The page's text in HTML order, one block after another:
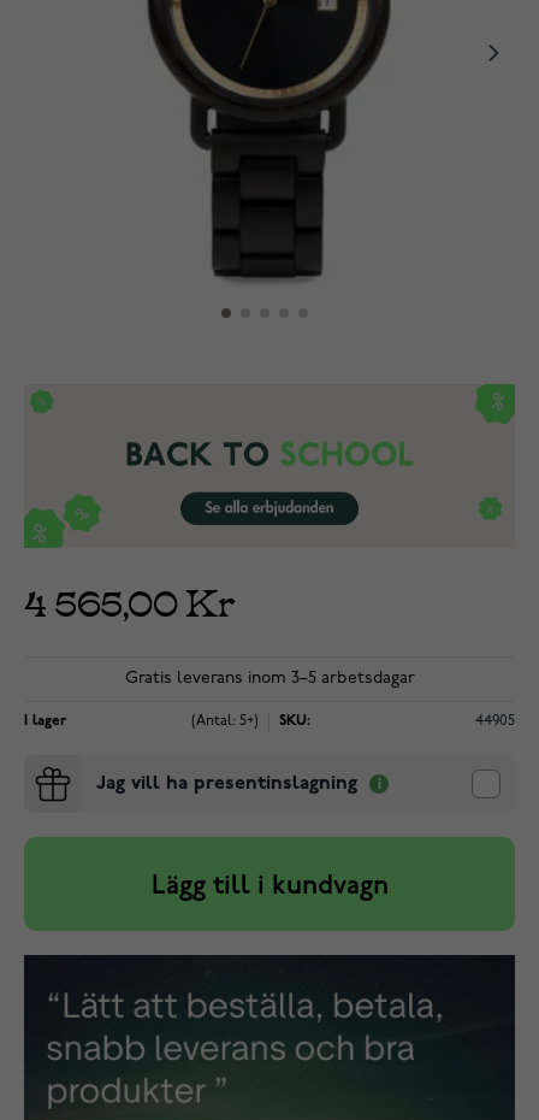
4 565,00 Kr
Gratis leverans inom 3–5 arbetsdagar
I lager (Antal: 5+) SKU: 44905
Jag vill ha presentinslagning
Lägg till i kundvagn